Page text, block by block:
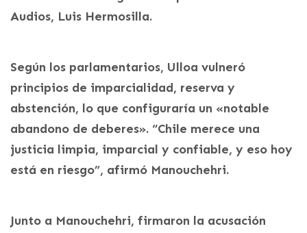
Audios, Luis Hermosilla.
Según los parlamentarios, Ulloa vulneró
principios de imparcialidad, reserva y
abstención, lo que configuraría un «notable
abandono de deberes». “Chile merece una
justicia limpia, imparcial y confiable, y eso hoy
está en riesgo”, afirmó Manouchehri.
Junto a Manouchehri, firmaron la acusación